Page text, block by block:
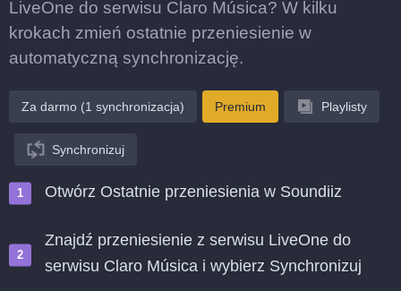
LiveOne do serwisu Claro Música? W kilku
krokach zmień ostatnie przeniesienie w
automatyczną synchronizację.
Za darmo (1 synchronizacja) Premium Playlisty
Synchronizuj
Otwórz Ostatnie przeniesienia w Soundiiz
Znajdź przeniesienie z serwisu LiveOne do
serwisu Claro Música i wybierz Synchronizuj